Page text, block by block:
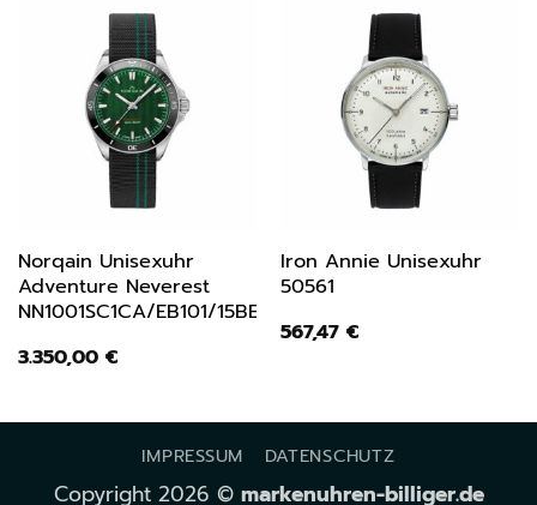
Norqain Unisexuhr
Adventure Neverest
NN1001SC1CA/EB101/15BEF
3.350,00 €
Iron Annie Unisexuhr
50561
567,47 €
IMPRESSUM DATENSCHUTZ
Copyright 2026 © markenuhren-billiger.de